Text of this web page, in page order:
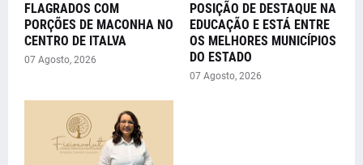
FLAGRADOS COM
PORÇÕES DE MACONHA NO
CENTRO DE ITALVA
07 Agosto, 2026
POSIÇÃO DE DESTAQUE NA
EDUCAÇÃO E ESTÁ ENTRE
OS MELHORES MUNICÍPIOS
DO ESTADO
07 Agosto, 2026